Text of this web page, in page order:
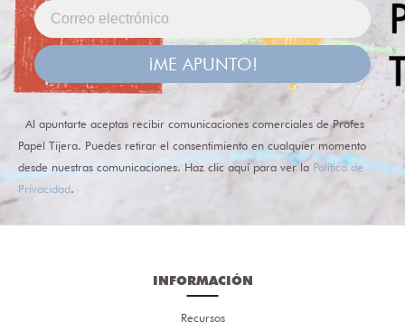
¡ME APUNTO!
Al apuntarte aceptas recibir comunicaciones comerciales de Profes
Papel Tijera. Puedes retirar el consentimiento en cualquier momento
desde nuestras comunicaciones. Haz clic aquí para ver la Política de
Privacidad.
INFORMACIÓN
Recursos